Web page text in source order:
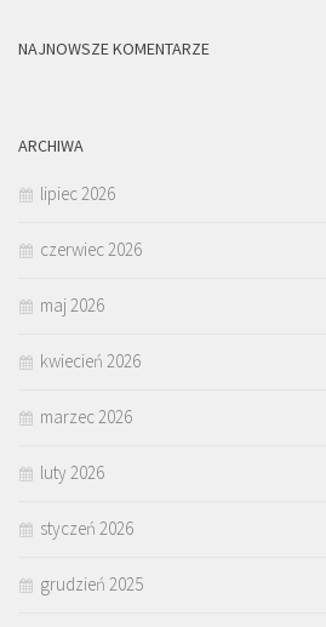
NAJNOWSZE KOMENTARZE
ARCHIWA
lipiec 2026
czerwiec 2026
maj 2026
kwiecień 2026
marzec 2026
luty 2026
styczeń 2026
grudzień 2025